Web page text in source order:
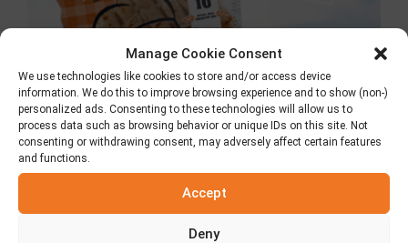
Manage Cookie Consent
We use technologies like cookies to store and/or access device
information. We do this to improve browsing experience and to show (non-)
personalized ads. Consenting to these technologies will allow us to
process data such as browsing behavior or unique IDs on this site. Not
consenting or withdrawing consent, may adversely affect certain features
and functions.
Accept
Deny